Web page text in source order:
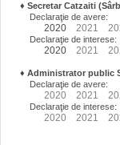
♦ Secretar Catzaiti
Declaraţie de avere:
2020 2021
Declaraţie de interese:
2020 2021
♦ Administrator public
Declaraţie de avere:
2020 2021
Declaraţie de interese:
2020 2021